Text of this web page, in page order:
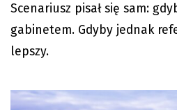
Scenariusz pisał się sam:
gabinetem. Gdyby jednak
lepszy.